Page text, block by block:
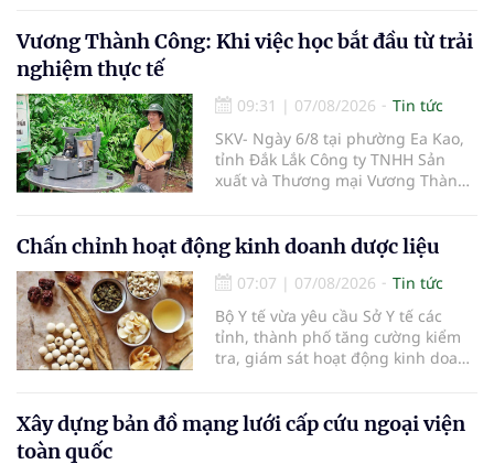
Vương Thành Công: Khi việc học bắt đầu từ trải
nghiệm thực tế
09:31 | 07/08/2026
Tin tức
SKV- Ngày 6/8 tại phường Ea Kao,
tỉnh Đắk Lắk Công ty TNHH Sản
xuất và Thương mại Vương Thành
tham gia của các chủ doanh
nghiệp, chủ quán cà phê, hợp tác
xã, người làm nông nghiệp và
những người yêu thích cà phê.
Chấn chỉnh hoạt động kinh doanh dược liệu
07:07 | 07/08/2026
Tin tức
Bộ Y tế vừa yêu cầu Sở Y tế các
tỉnh, thành phố tăng cường kiểm
tra, giám sát hoạt động kinh doanh
Xây dựng bản đồ mạng lưới cấp cứu ngoại viện
toàn quốc